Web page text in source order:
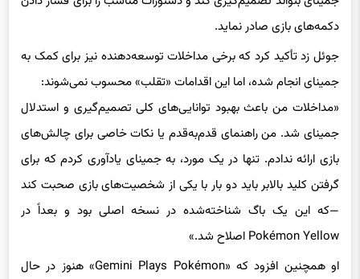
جوئل زد تأکید کرد که برخی مداخلات توسعه‌دهنده نیز برای کمک به
جمینای انجام شده، اما این اقدامات «تقلب» محسوب نمی‌شوند:
«مداخلات من باعث بهبود توانایی‌های کلی تصمیم‌گیری و استدلال
جمینای شد. من راهنمای قدم‌به‌قدم یا نکات خاصی برای چالش‌های
بازی ارائه ندادم. تنها در یک مورد، به جمینای یادآوری کردم که برای
گرفتن کلید بالابر باید دو بار با یکی از شخصیت‌های بازی صحبت کند
—که این یک باگ شناخته‌شده در نسخه اصلی بود و بعداً در
Pokémon Yellow اصلاح شد.»
توسعه است و چارچوب آن به‌مرور بهبود می‌یابد.